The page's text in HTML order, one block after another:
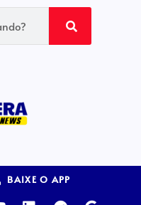
BAIXE O APP